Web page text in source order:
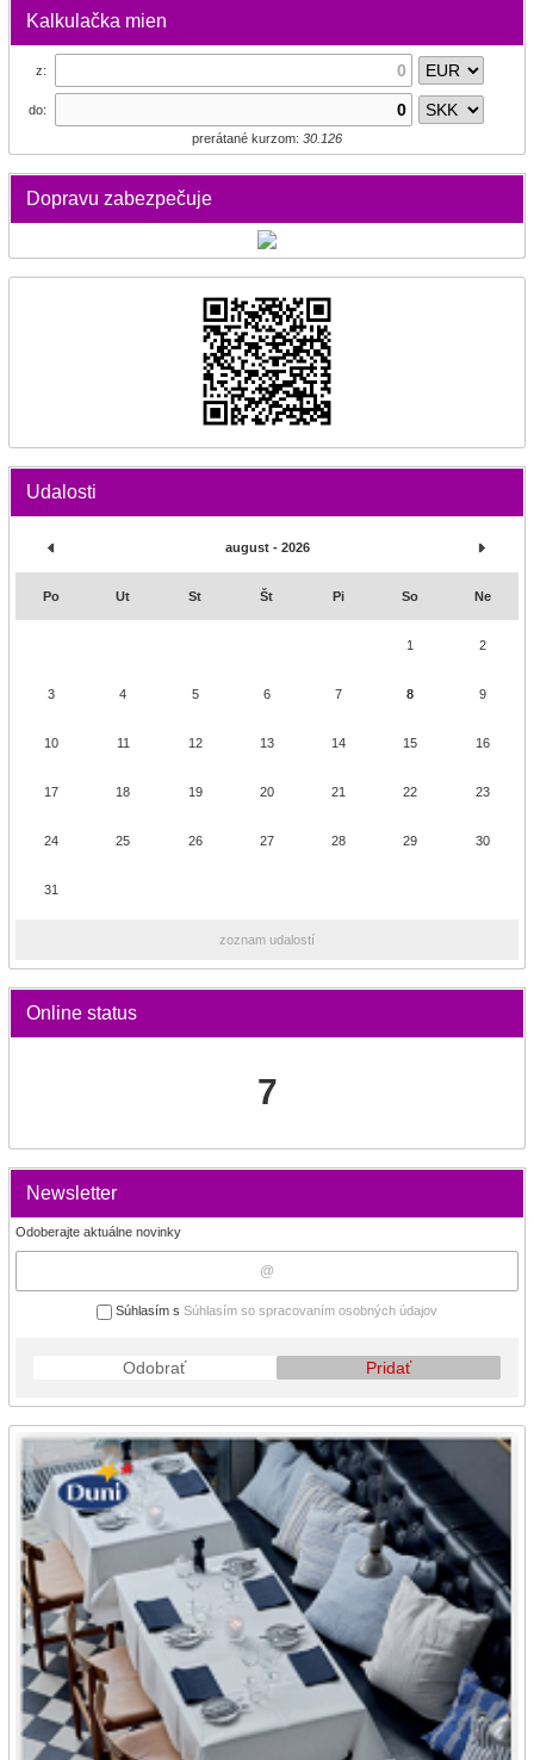
Kalkulačka mien
z:
do:
prerátané kurzom: 30.126
Dopravu zabezpečuje
Udalosti
august - 2026
Po Ut St Št Pi So Ne
1 2
3 4 5 6 7 8 9
10 11 12 13 14 15 16
17 18 19 20 21 22 23
24 25 26 27 28 29 30
31
zoznam udalostí
Online status
7
Newsletter
Odoberajte aktuálne novinky
Súhlasím s Súhlasím so spracovaním osobných údajov
Odobrať Pridať